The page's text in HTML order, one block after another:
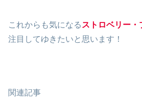
これからも気になる ストロベリー・
注目してゆきたいと思います！
関連記事